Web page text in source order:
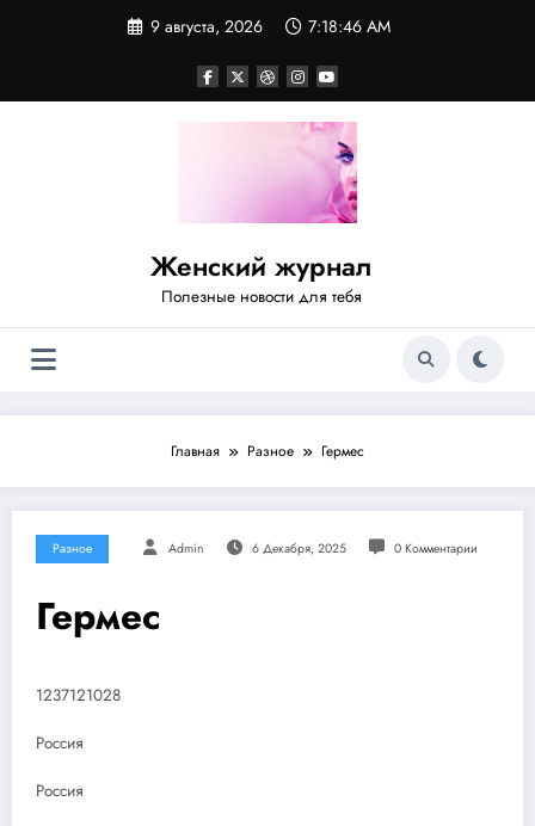
9 августа, 2026 7:18:46 AM
Женский журнал
Полезные новости для тебя
Главная Разное Гермес
Разное Admin 6 Декабря, 2025 0 Комментарии
Гермес
1237121028
Россия
Россия